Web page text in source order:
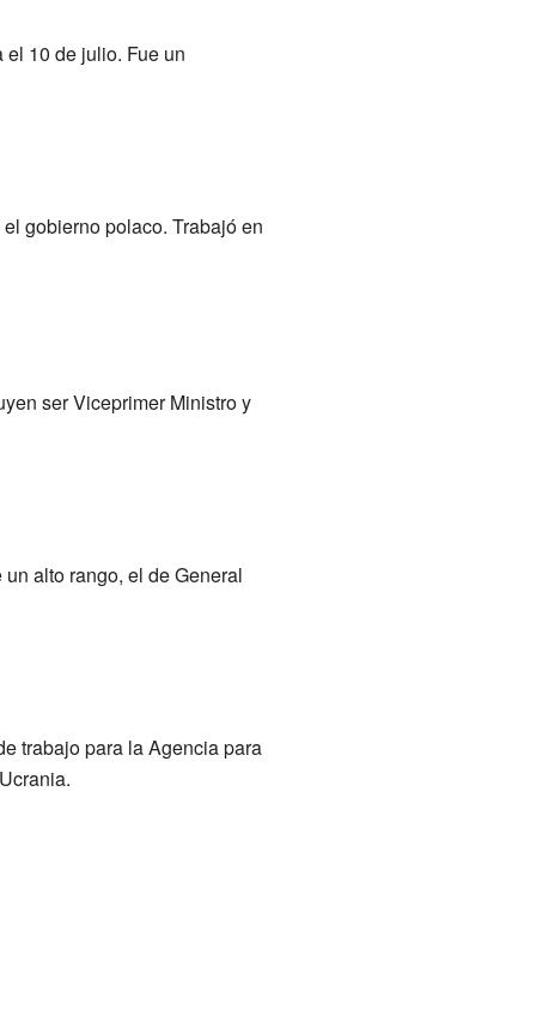
10 de julio. Fue un
gobierno polaco. Trabajó en
ser Viceprimer Ministro y
alto rango, el de General
trabajo para la Agencia para